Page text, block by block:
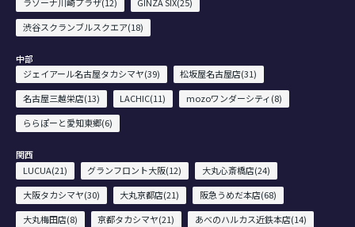
渋谷スクランブルスクエア(18)
中部
ジェイアール名古屋タカシマヤ(39)
松坂屋名古屋店(31)
名古屋三越栄店(13)
LACHIC(11)
mozoワンダーシティ(8)
ららぽーと愛知東郷(6)
関西
LUCUA(21)
グランフロント大阪(12)
大丸心斎橋店(24)
大阪タカシマヤ(30)
大丸京都店(21)
阪急うめだ本店(68)
大丸梅田店(8)
京都タカシマヤ(21)
あべのハルカス近鉄本店(14)